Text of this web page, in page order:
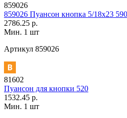
859026
859026 Пуансон кнопка 5/18х23
2786.25 р.
Мин. 1 шт
Артикул 859026
81602
Пуансон для кнопки 520
1532.45 р.
Мин. 1 шт